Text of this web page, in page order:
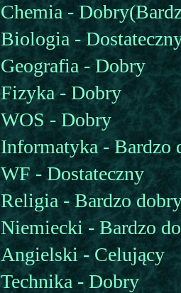
Chemia -
Biologia -
Geografia - Dobry
Fizyka - Dobry
WOS - Dobry
Informatyka - Bardzo
WF - Dostateczny
Religia - Bardzo
Niemiecki - Bardzo
Angielski - Celujący
Technika - Dobry